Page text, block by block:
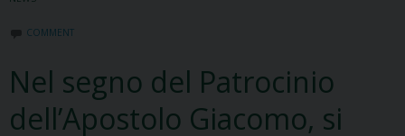
COMMENT
Nel segno del Patrocinio
dell’Apostolo Giacomo, si